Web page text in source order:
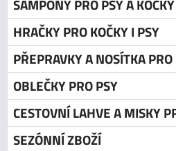
ŠAMPONY PRO PSY A KOČKY
HRAČKY PRO KOČKY I PSY
PŘEPRAVKY A NOSÍTKA
OBLEČKY PRO PSY
CESTOVNÍ LAHVE A MISKY
SEZÓNNÍ ZBOŽÍ